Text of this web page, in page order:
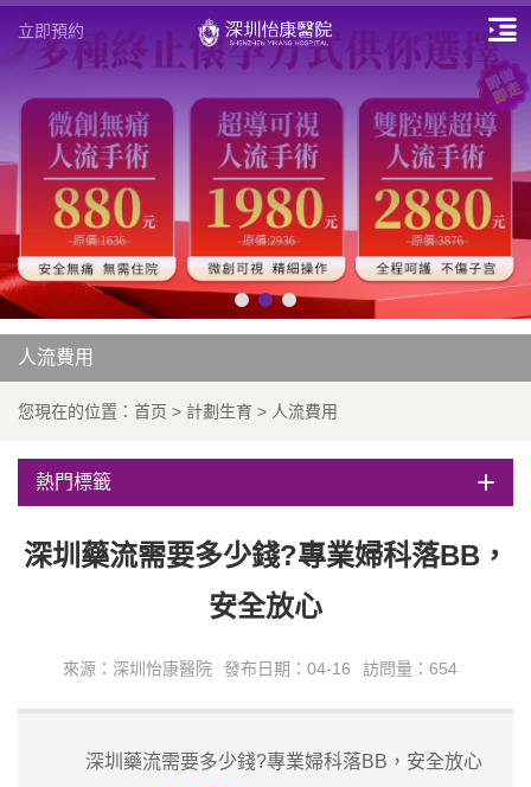
立即預約
人流費用
您現在的位置： 首页 > 計劃生育 > 人流費用
熱門標籤
深圳藥流需要多少錢?專業婦科落BB，
安全放心
來源：深圳怡康醫院 發布日期：04-16 訪問量：654
深圳藥流需要多少錢?專業婦科落BB，安全放心